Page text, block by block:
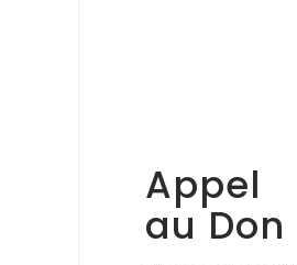
Appel
au Don